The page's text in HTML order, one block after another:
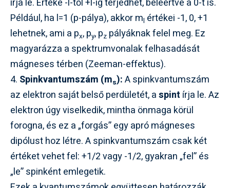
írja le. Értéke -l-től +l-ig terjedhet, beleértve a 0-t is.
Például, ha l=1 (p-pálya), akkor ml értékei -1, 0, +1
lehetnek, ami a px, py, pz pályáknak felel meg. Ez
magyarázza a spektrumvonalak felhasadását
mágneses térben (Zeeman-effektus).
4. Spinkvantumszám (ms):A spinkvantumszám
az elektron saját belső perdületét, aspint írja le. Az
elektron úgy viselkedik, mintha önmaga körül
forogna, és ez a „forgás” egy apró mágneses
dipólust hoz létre. A spinkvantumszám csak két
értéket vehet fel: +1/2 vagy -1/2, gyakran „fel” és
„le” spinként emlegetik.